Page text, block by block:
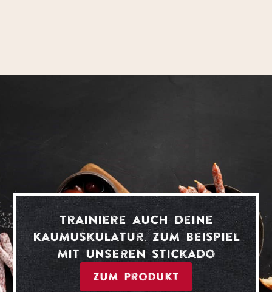
Trainiere auch deine
Kaumuskulatur. Zum Beispiel
mit unseren Stickado
Zum Produkt